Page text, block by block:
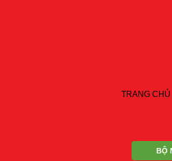
TRANG CHỦ
BỘ